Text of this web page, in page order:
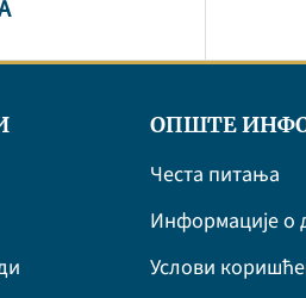
ОПШТЕ
Честа питања
Информације о
Услови